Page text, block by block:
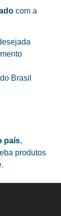
com a
Brasil
país,
produtos